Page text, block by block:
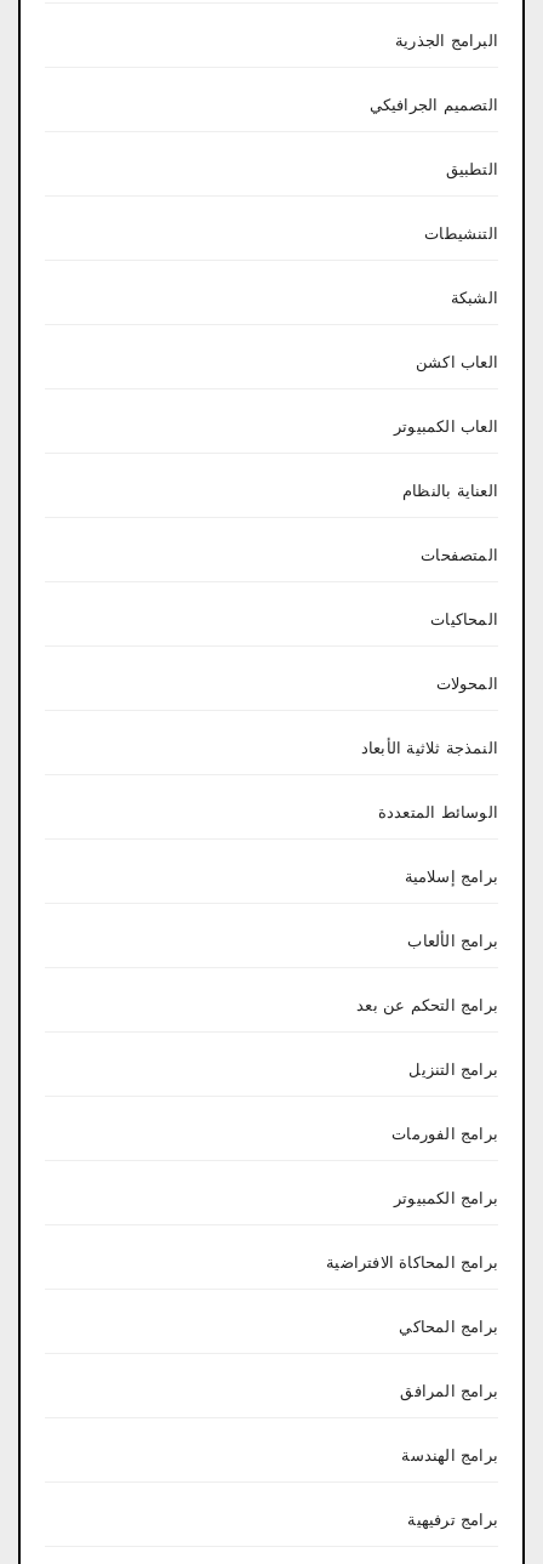
البرامج الجذرية
التصميم الجرافيكي
التطبيق
التنشيطات
الشبكة
العاب اكشن
العاب الكمبيوتر
العناية بالنظام
المتصفحات
المحاكيات
المحولات
النمذجة ثلاثية الأبعاد
الوسائط المتعددة
برامج إسلامية
برامج الألعاب
برامج التحكم عن بعد
برامج التنزيل
برامج الفورمات
برامج الكمبيوتر
برامج المحاكاة الافتراضية
برامج المحاكي
برامج المرافق
برامج الهندسة
برامج ترفيهية